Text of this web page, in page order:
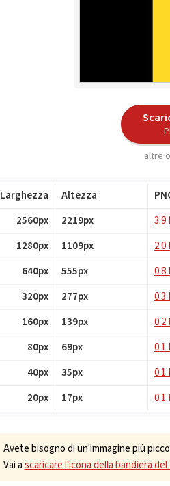
altre
Larghezza Altezza
2560px
2219px 3.9
1280px
1109px 2.0
640px
555px 0.8
320px
277px 0.3
160px
139px 0.2
80px
69px 0.1
40px
35px 0.1
20px
17px 0.1
Avete bisogno di un'immagine più
Vai ascaricare l'icona della bandiera